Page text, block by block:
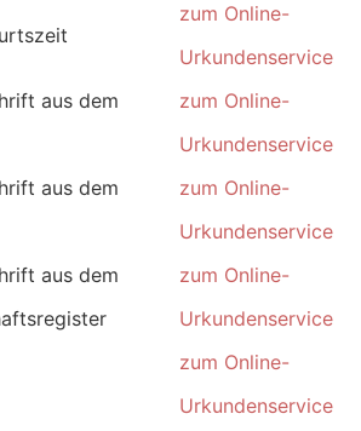
zum Online-
Urkundenservice
aus dem
zum Online-
Urkundenservice
aus dem
zum Online-
Urkundenservice
aus dem
zum Online-
Urkundenservice
zum Online-
Urkundenservice